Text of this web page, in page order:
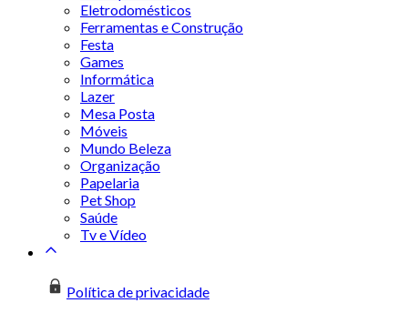
Eletrodomésticos
Ferramentas e Construção
Festa
Games
Informática
Lazer
Mesa Posta
Móveis
Mundo Beleza
Organização
Papelaria
Pet Shop
Saúde
Tv e Vídeo
Política de privacidade